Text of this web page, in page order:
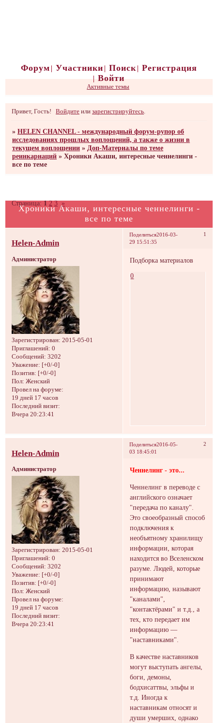
Форум Участники Поиск
Регистрация
Войти
Активные темы
Привет, Гость! Войдите илизарегистрируйтесь
»HELEN CHANNEL - международный форум-рупор об
исследованиях прошлых воплощений, а также о жизни в
текущем воплощении » Доп-Материалы по теме
реинкарнаций »Хроники Акаши, интересные ченнелинги -
все по теме
Хроники Акаши, интересные ченнелинги -
все по теме
Страница:1 2 3 »
Поделиться 1
2016-03-
29 15:51:35
Helen-Admin
Администратор
Зарегистрирован: 2015-05-01
Приглашений: 0
Сообщений: 3202
Уважение: [+0/-0]
Позитив: [+0/-0]
Пол: Женский
Провел на форуме:
19 дней 17 часов
Последний визит:
Вчера 20:23:41
Подборка материалов
0
Поделиться 2
2016-05-
03 18:45:01
Helen-Admin
Администратор
Зарегистрирован: 2015-05-01
Приглашений: 0
Сообщений: 3202
Уважение: [+0/-0]
Позитив: [+0/-0]
Пол: Женский
Провел на форуме:
19 дней 17 часов
Последний визит:
Вчера 20:23:41
Ченнелинг - это...
Ченнелинг в переводе с
английского означает
"передача по каналу".
Это своеобразный способ
подключения к
необъятному хранилищу
информации, которая
находится во Вселенском
разуме. Людей, которые
принимают
информацию, называют
"каналами",
"контактёрами" и т.д., а
тех, кто передает им
информацию —
"наставниками".
В качестве наставников
могут выступать ангелы,
боги, демоны,
бодхисаттвы, эльфы и
т.д. Иногда к
наставникам относят и
души умерших, однако